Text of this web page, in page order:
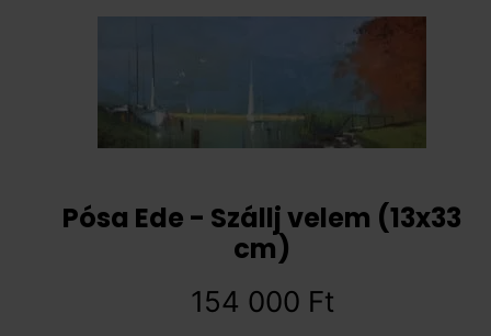
Pósa Ede - Szállj velem (13x33
cm)
154 000 Ft